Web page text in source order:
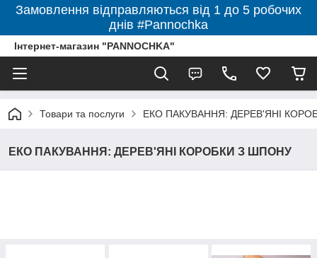
Замовлення відправляються від 1 до 5 робочих
днів #Pannochka
Інтернет-магазин "PANNOCHKA"
Товари та послуги ЕКО ПАКУВАННЯ: ДЕРЕВ'ЯНІ
ЕКО ПАКУВАННЯ: ДЕРЕВ'ЯНІ КОРОБКИ З ШПОНУ